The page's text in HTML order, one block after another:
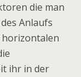
die man
Anlaufs
horizontalen
ihr in der